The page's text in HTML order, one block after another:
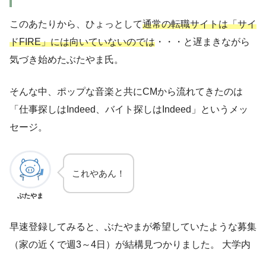
このあたりから、ひょっとして通常の転職サイトは「サイ
ドFIRE」には向いていないのでは ・・・と遅まきながら
気づき始めたぶたやま氏。
そんな中、ポップな音楽と共にCMから流れてきたのは
「仕事探しはIndeed、バイト探しはIndeed」というメッ
セージ。
ぶたやま
これやあん！
早速登録してみると、ぶたやまが希望していたような募集
（家の近くで週3～4日）が結構見つかりました。 大学内